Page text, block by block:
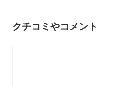
クチコミやコメント